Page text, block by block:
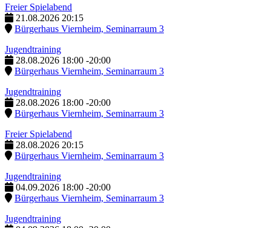
Freier Spielabend
21.08.2026 20:15
Bürgerhaus Viernheim, Seminarraum 3
Jugendtraining
28.08.2026 18:00 -20:00
Bürgerhaus Viernheim, Seminarraum 3
Jugendtraining
28.08.2026 18:00 -20:00
Bürgerhaus Viernheim, Seminarraum 3
Freier Spielabend
28.08.2026 20:15
Bürgerhaus Viernheim, Seminarraum 3
Jugendtraining
04.09.2026 18:00 -20:00
Bürgerhaus Viernheim, Seminarraum 3
Jugendtraining